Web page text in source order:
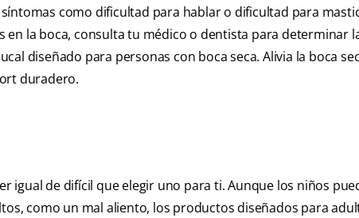
como dificultad para hablar o dificultad para
en la boca, consulta tu médico o dentista para determinar
diseñado para personas con boca seca. Alivia la boca
duradero.
igual de difícil que elegir uno para ti. Aunque los niños
como un mal aliento, los productos diseñados para